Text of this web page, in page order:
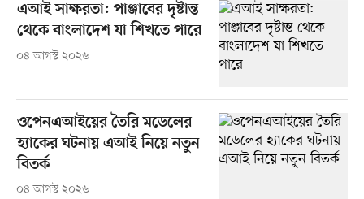
এআই সাক্ষরতা: পাঞ্জাবের দৃষ্টান্ত
থেকে বাংলাদেশ যা শিখতে পারে
০৪ আগস্ট ২০২৬
ওপেনএআইয়ের তৈরি মডেলের
হ্যাকের ঘটনায় এআই নিয়ে নতুন
বিতর্ক
০৪ আগস্ট ২০২৬